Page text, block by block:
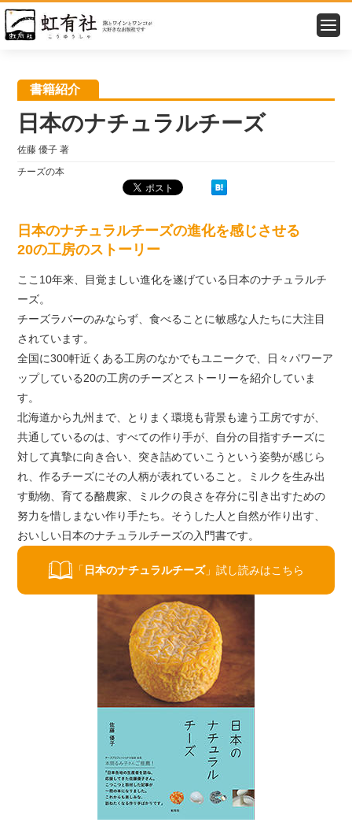
トップ＞
書籍紹介
日本のナチュラルチーズ
佐藤 優子 著
チーズの本
日本のナチュラルチーズの進化を感じさせる
20の工房のストーリー
ここ10年来、目覚ましい進化を遂げている日本のナチュラルチ
ーズ。
チーズラバーのみならず、食べることに敏感な人たちに大注目
されています。
全国に300軒近くある工房のなかでもユニークで、日々パワーア
ップしている20の工房のチーズとストーリーを紹介していま
す。
北海道から九州まで、とりまく環境も背景も違う工房ですが、
共通しているのは、すべての作り手が、自分の目指すチーズに
対して真摯に向き合い、突き詰めていこうという姿勢が感じら
れ、作るチーズにその人柄が表れていること。ミルクを生み出
す動物、育てる酪農家、ミルクの良さを存分に引き出すための
努力を惜しまない作り手たち。そうした人と自然が作り出す、
おいしい日本のナチュラルチーズの入門書です。
「日本のナチュラルチーズ」試し読みはこちら